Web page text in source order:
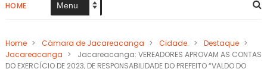
HOME
Home > Câmara de Jacareacanga > Cidade. > Destaque >
Jacareacanga >
Jacareacanga: VEREADORES APROVAM AS CONTAS
DO EXERCÍCIO DE 2023, DE RESPONSABILIDADE DO PREFEITO “VALDO DO